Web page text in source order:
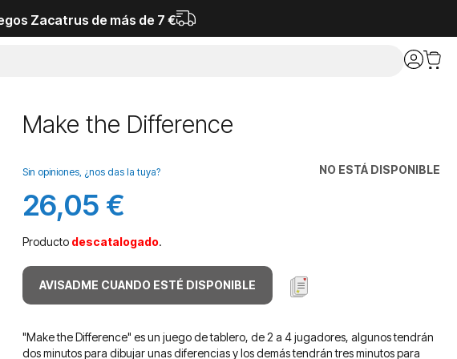
Zacatrus de más de 7 €
Make the Difference
NO ESTÁ DISPONIBLE
Sin opiniones, ¿nos das la tuya?
26,05 €
Producto descatalogado.
AVISADME CUANDO ESTÉ DISPONIBLE
"Make the Difference" es un juego de tablero, de 2 a 4 jugadores, algunos tendrán
dos minutos para dibujar unas diferencias y los demás tendrán tres minutos para